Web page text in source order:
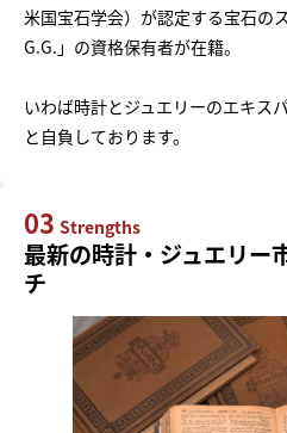
米国宝石学会）が認定する宝石の
G.G.」の資格保有者が在籍。
いわば時計とジュエリーのエキス
と自負しております。
03 Strengths
最新の時計・ジュエリー
チ